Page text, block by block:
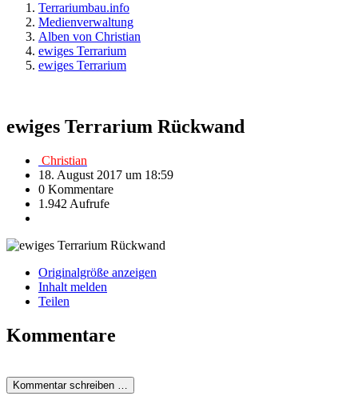
Terrariumbau.info
Medienverwaltung
Alben von Christian
ewiges Terrarium
ewiges Terrarium
ewiges Terrarium Rückwand
Christian
18. August 2017 um 18:59
0 Kommentare
1.942 Aufrufe
Originalgröße anzeigen
Inhalt melden
Teilen
Kommentare
Kommentar schreiben …